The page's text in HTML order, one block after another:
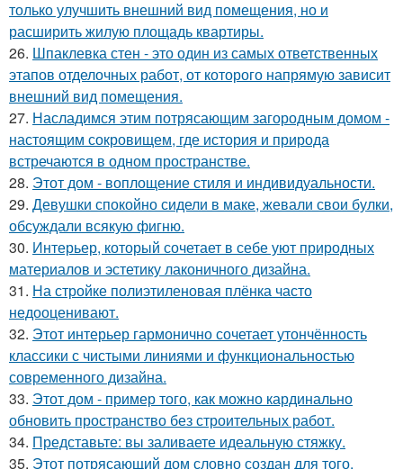
только улучшить внешний вид помещения, но и
расширить жилую площадь квартиры.
26. Шпаклевка стен - это один из самых ответственных
этапов отделочных работ, от которого напрямую зависит
внешний вид помещения.
27. Насладимся этим потрясающим загородным домом -
настоящим сокровищем, где история и природа
встречаются в одном пространстве.
28. Этот дом - воплощение стиля и индивидуальности.
29. Девушки спокойно сидели в маке, жевали свои булки,
обсуждали всякую фигню.
30. Интерьер, который сочетает в себе уют природных
материалов и эстетику лаконичного дизайна.
31. На стройке полиэтиленовая плёнка часто
недооценивают.
32. Этот интерьер гармонично сочетает утончённость
классики с чистыми линиями и функциональностью
современного дизайна.
33. Этот дом - пример того, как можно кардинально
обновить пространство без строительных работ.
34. Представьте: вы заливаете идеальную стяжку.
35. Этот потрясающий дом словно создан для того,